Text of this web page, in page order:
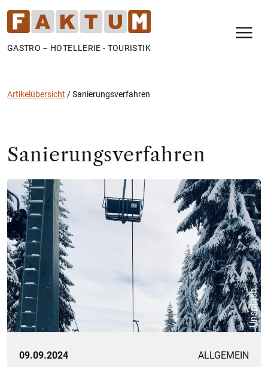
GASTRO – HOTELLERIE - TOURISTIK
Artikelübersicht /Sanierungsverfahren
Sanierungsverfahren
Unsplash
09.09.2024 ALLGEMEIN